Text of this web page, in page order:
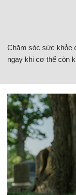
Chăm sóc sức khỏe
ngay khi cơ thể còn